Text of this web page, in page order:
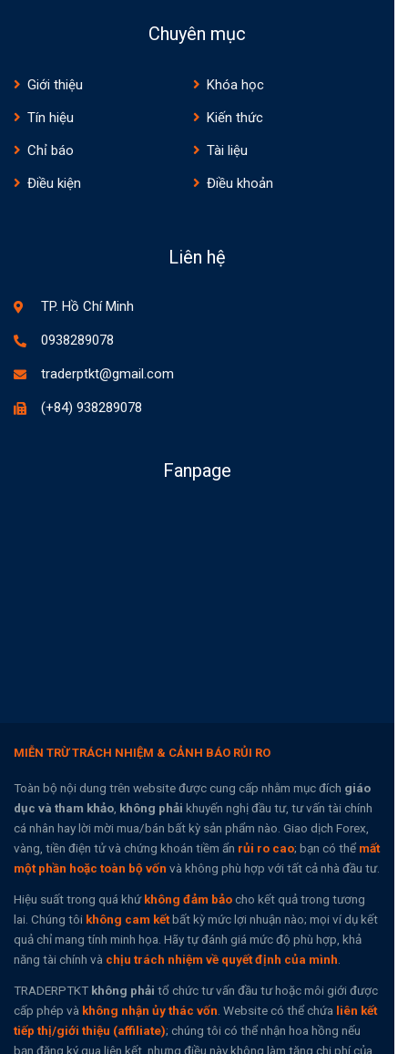
Chuyên mục
Giới thiệu
Khóa học
Tín hiệu
Kiến thức
Chỉ báo
Tài liệu
Điều kiện
Điều khoản
Liên hệ
TP. Hồ Chí Minh
0938289078
traderptkt@gmail.com
(+84) 938289078
Fanpage
MIỄN TRỪ TRÁCH NHIỆM & CẢNH BÁO RỦI RO
Toàn bộ nội dung trên website được cung cấp nhằm mục đích giáo
dục và tham khảo, không phải khuyến nghị đầu tư, tư vấn tài chính
cá nhân hay lời mời mua/bán bất kỳ sản phẩm nào. Giao dịch Forex,
vàng, tiền điện tử và chứng khoán tiềm ẩn rủi ro cao; bạn có thể mất
một phần hoặc toàn bộ vốn và không phù hợp với tất cả nhà đầu tư.
Hiệu suất trong quá khứkhông đảm bảocho kết quả trong tương
lai. Chúng tôi không cam kếtbất kỳ mức lợi nhuận nào; mọi ví dụ kết
quả chỉ mang tính minh họa. Hãy tự đánh giá mức độ phù hợp, khả
năng tài chính và chịu trách nhiệm về quyết định của mình.
TRADERPTKT không phải tổ chức tư vấn đầu tư hoặc môi giới được
cấp phép và không nhận ủy thác vốn. Website có thể chứa liên kết
tiếp thị/giới thiệu (affiliate); chúng tôi có thể nhận hoa hồng nếu
bạn đăng ký qua liên kết, nhưng điều này không làm tăng chi phí của